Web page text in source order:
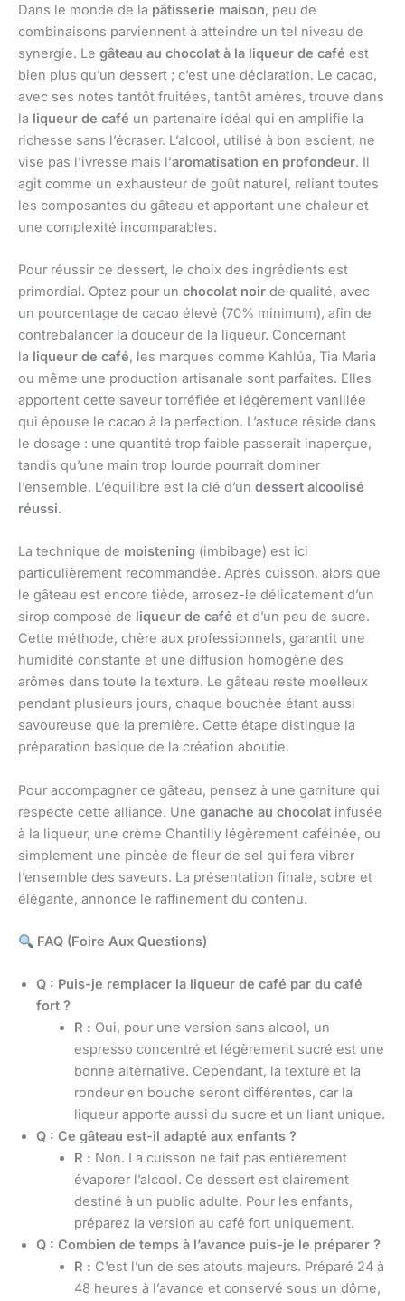
Dans le monde de la pâtisserie maison, peu de
combinaisons parviennent à atteindre un tel niveau de
synergie. Le gâteau au chocolat à la liqueur de café est
bien plus qu’un dessert ; c’est une déclaration. Le cacao,
avec ses notes tantôt fruitées, tantôt amères, trouve dans
la liqueur de café un partenaire idéal qui en amplifie la
richesse sans l’écraser. L’alcool, utilisé à bon escient, ne
vise pas l’ivresse mais l’aromatisation en profondeur. Il
agit comme un exhausteur de goût naturel, reliant toutes
les composantes du gâteau et apportant une chaleur et
une complexité incomparables.
Pour réussir ce dessert, le choix des ingrédients est
primordial. Optez pour un chocolat noir de qualité, avec
un pourcentage de cacao élevé (70% minimum), afin de
contrebalancer la douceur de la liqueur. Concernant
la liqueur de café, les marques comme Kahlúa, Tia Maria
ou même une production artisanale sont parfaites. Elles
apportent cette saveur torréfiée et légèrement vanillée
qui épouse le cacao à la perfection. L’astuce réside dans
le dosage : une quantité trop faible passerait inaperçue,
tandis qu’une main trop lourde pourrait dominer
l’ensemble. L’équilibre est la clé d’un dessert alcoolisé
réussi.
La technique de moistening (imbibage) est ici
particulièrement recommandée. Après cuisson, alors que
le gâteau est encore tiède, arrosez-le délicatement d’un
sirop composé de liqueur de café et d’un peu de sucre.
Cette méthode, chère aux professionnels, garantit une
humidité constante et une diffusion homogène des
arômes dans toute la texture. Le gâteau reste moelleux
pendant plusieurs jours, chaque bouchée étant aussi
savoureuse que la première. Cette étape distingue la
préparation basique de la création aboutie.
Pour accompagner ce gâteau, pensez à une garniture qui
respecte cette alliance. Une ganache au chocolat infusée
à la liqueur, une crème Chantilly légèrement caféinée, ou
simplement une pincée de fleur de sel qui fera vibrer
l’ensemble des saveurs. La présentation finale, sobre et
élégante, annonce le raffinement du contenu.
FAQ (Foire Aux Questions)
Q : Puis-je remplacer la liqueur de café par du café
fort ?
R : Oui, pour une version sans alcool, un
espresso concentré et légèrement sucré est une
bonne alternative. Cependant, la texture et la
rondeur en bouche seront différentes, car la
liqueur apporte aussi du sucre et un liant unique.
Q : Ce gâteau est-il adapté aux enfants ?
R : Non. La cuisson ne fait pas entièrement
évaporer l’alcool. Ce dessert est clairement
destiné à un public adulte. Pour les enfants,
préparez la version au café fort uniquement.
Q : Combien de temps à l’avance puis-je le préparer ?
R : C’est l’un de ses atouts majeurs. Préparé 24 à
48 heures à l’avance et conservé sous un dôme,